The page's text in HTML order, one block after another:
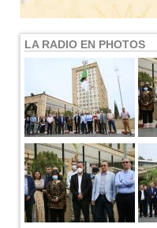
LA RADIO EN PHOTOS